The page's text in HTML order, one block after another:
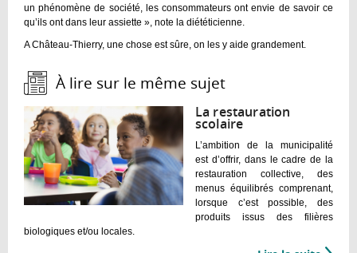
un phénomène de société, les consommateurs ont envie de savoir ce
qu’ils ont dans leur assiette », note la diététicienne.
A Château-Thierry, une chose est sûre, on les y aide grandement.
À lire sur le même sujet :
La restauration
scolaire
L’ambition de la municipalité
est d’offrir, dans le cadre de la
restauration collective, des
menus équilibrés comprenant,
lorsque c’est possible, des
produits issus des filières
biologiques et/ou locales.